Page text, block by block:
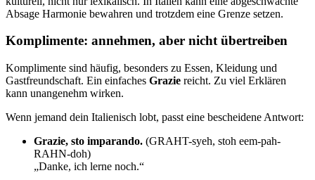
Absage Harmonie bewahren und trotzdem eine Grenze setzen.
Komplimente: annehmen, aber nicht übertreiben
Komplimente sind häufig, besonders zu Essen, Kleidung und
Gastfreundschaft. Ein einfaches Grazie reicht. Zu viel Erklären
kann unangenehm wirken.
Wenn jemand dein Italienisch lobt, passt eine bescheidene Antwort:
Grazie, sto imparando. (GRAHT-syeh, stoh eem-pah-
RAHN-doh)
„Danke, ich lerne noch.“